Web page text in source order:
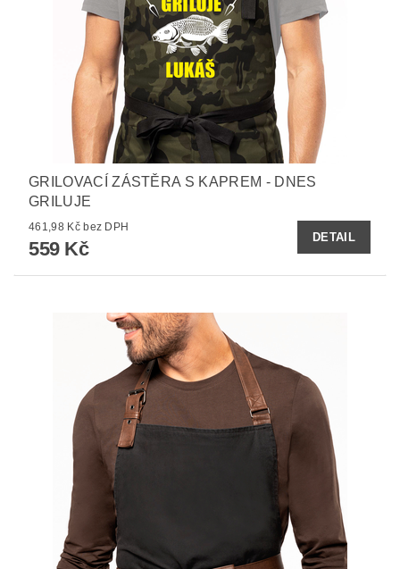
GRILOVACÍ ZÁSTĚRA S KAPREM - DNES
GRILUJE
461,98 Kč bez DPH
559 Kč
DETAIL